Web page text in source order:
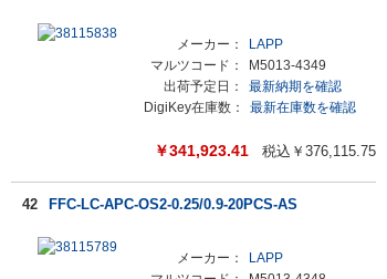
メーカー：
LAPP
マルツコード：
M5013-4349
出荷予定日：
最新納期を確認
DigiKey在庫数：
最新在庫数を確認
￥341,923.41 税込￥ 376,115.75
42 FFC-LC-APC-OS2-0.25/0.9-20PCS-AS
メーカー：
LAPP